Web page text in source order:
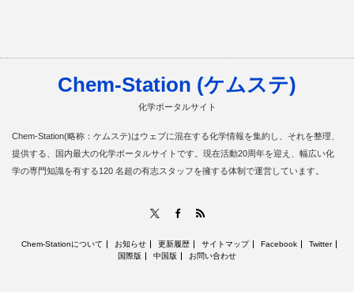
Chem-Station (ケムステ)
化学ポータルサイト
Chem-Station(略称：ケムステ)はウェブに混在する化学情報を集約し、それを整理、
提供する、国内最大の化学ポータルサイトです。現在活動20周年を迎え、幅広い化
学の専門知識を有する120 名超の有志スタッフを擁する体制で運営しています。
Facebook
Chem-Stationについて お知らせ 更新履歴 サイトマップ Facebook
Twitter
国際版
中国版 お問い合わせ